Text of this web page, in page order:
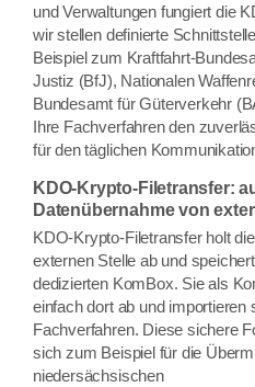
und Verwaltungen fungiert die
wir stellen definierte
Beispiel zum Kraftfahrt-
Justiz (BfJ), Nationalen
Bundesamt für Güterverkehr
Ihre Fachverfahren den
für den täglichen
KDO-Krypto-Filetransfer:
Datenübernahme von
KDO-Krypto-Filetransfer holt
externen Stelle ab und
dedizierten KomBox. Sie als
einfach dort ab und importieren
Fachverfahren. Diese sichere
sich zum Beispiel für die
niedersächsischen